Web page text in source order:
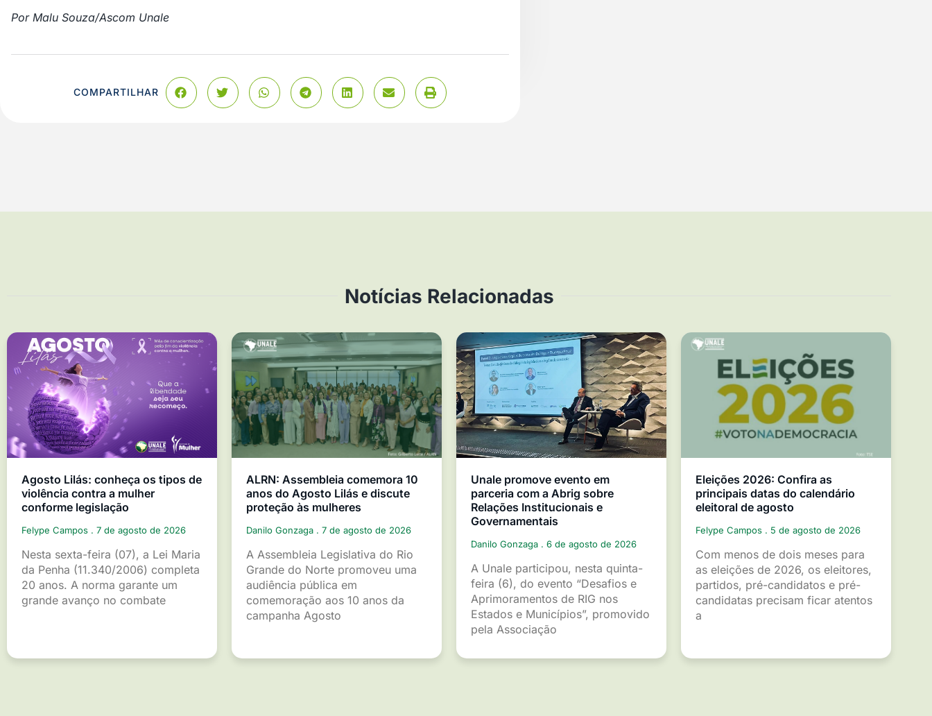
Por Malu Souza/Ascom Unale
COMPARTILHAR
Notícias Relacionadas
Agosto Lilás: conheça os tipos de
violência contra a mulher
conforme legislação
Felype Campos 7 de agosto de 2026
Nesta sexta-feira (07), a Lei Maria
da Penha (11.340/2006) completa
20 anos. A norma garante um
grande avanço no combate
ALRN: Assembleia comemora 10
anos do Agosto Lilás e discute
proteção às mulheres
Danilo Gonzaga 7 de agosto de 2026
A Assembleia Legislativa do Rio
Grande do Norte promoveu uma
audiência pública em
comemoração aos 10 anos da
campanha Agosto
Unale promove evento em
parceria com a Abrig sobre
Relações Institucionais e
Governamentais
Danilo Gonzaga 6 de agosto de 2026
A Unale participou, nesta quinta-
feira (6), do evento “Desafios e
Aprimoramentos de RIG nos
Estados e Municípios”, promovido
pela Associação
Eleições 2026: Confira as
principais datas do calendário
eleitoral de agosto
Felype Campos 5 de agosto de 2026
Com menos de dois meses para
as eleições de 2026, os eleitores,
partidos, pré-candidatos e pré-
candidatas precisam ficar atentos
a